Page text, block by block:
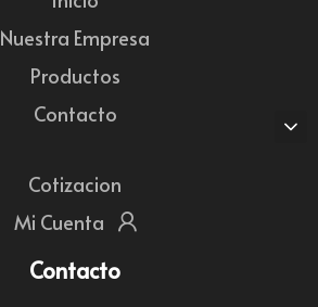
Nuestra Empresa
Productos
Contacto
Cotizacion
Mi Cuenta
Contacto